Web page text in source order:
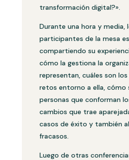
transformación digital?».
Durante una hora y media,
participantes de la mesa
compartiendo su
cómo la gestiona la
representan, cuáles son
retos entorno a ella, cómo
personas que conforman
cambios que trae
casos de éxito y también
fracasos.
Luego de otras